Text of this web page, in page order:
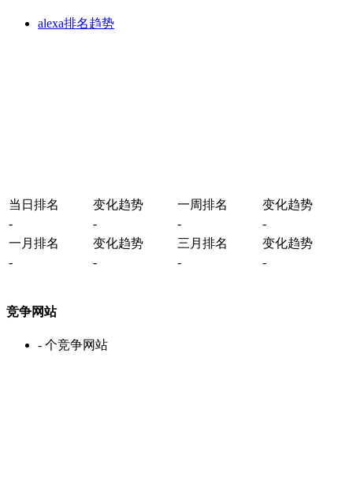
alexa排名趋势
当日排名 变化趋势 一周排名
变化趋势
-
- -
-
一月排名
变化趋势 三月排名
变化趋势
-
- - -
竞争网站
- 个竞争网站